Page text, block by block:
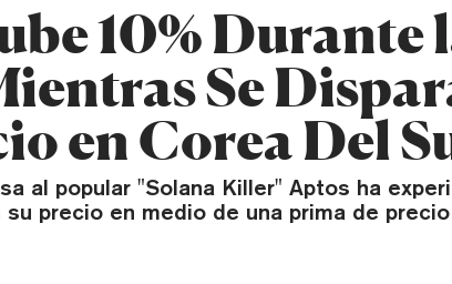
10% Durante
Se
en Corea Del
al popular "Solana Killer" Aptos ha
precio en medio de una prima de